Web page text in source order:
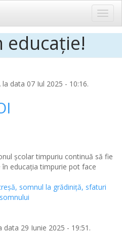
educație!
la data 07 Iul 2025 - 10:16.
școlar timpuriu continuă să fie
educația timpurie pot face
somnul la grădiniță, sfaturi
data 29 Iunie 2025 - 19:51.